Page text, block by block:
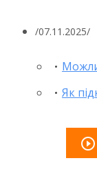
07.11.2025
Як
play_circle_outline